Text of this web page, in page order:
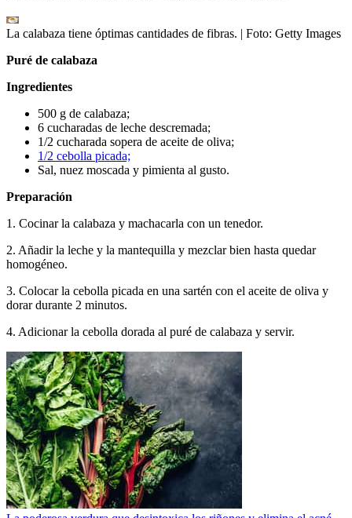
La calabaza tiene óptimas cantidades de fibras. | Foto: Getty Images
Puré de calabaza
Ingredientes
500 g de calabaza;
6 cucharadas de leche descremada;
1/2 cucharada sopera de aceite de oliva;
1/2 cebolla picada;
Sal, nuez moscada y pimienta al gusto.
Preparación
1. Cocinar la calabaza y machacarla con un tenedor.
2. Añadir la leche y la mantequilla y mezclar bien hasta quedar
homogéneo.
3. Colocar la cebolla picada en una sartén con el aceite de oliva y
dorar durante 2 minutos.
4. Adicionar la cebolla dorada al puré de calabaza y servir.